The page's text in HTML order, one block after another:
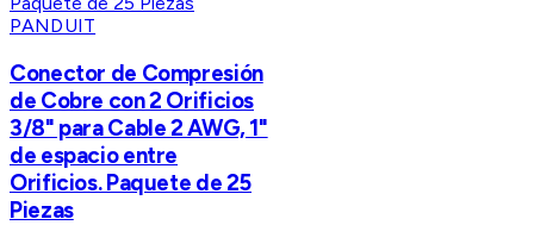
PANDUIT
Conector de Compresión
de Cobre con 2 Orificios
3/8" para Cable 2 AWG, 1"
de espacio entre
Orificios. Paquete de 25
Piezas